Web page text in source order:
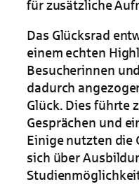
für zusätzliche
Das Glücksrad
einem echten
Besucherinnen
dadurch
Glück. Dies führte
Gesprächen und
Einige nutzten die
sich über